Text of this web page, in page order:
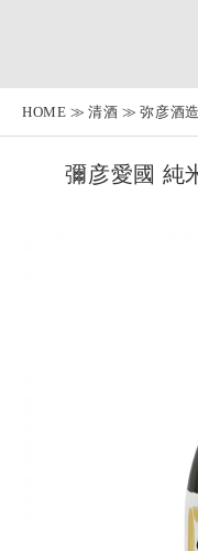
HOME 清酒 弥彦酒造
彌彦愛國 純